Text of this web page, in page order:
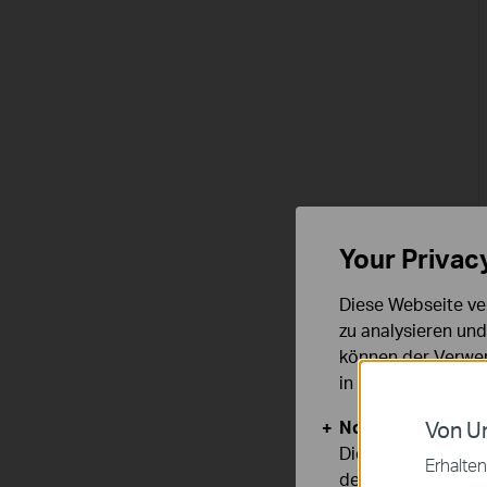
Von
Your
Diese Webseite
zu analysieren
können der
in unseren
Notwendige
Diese Cookies
deaktiviert werden.